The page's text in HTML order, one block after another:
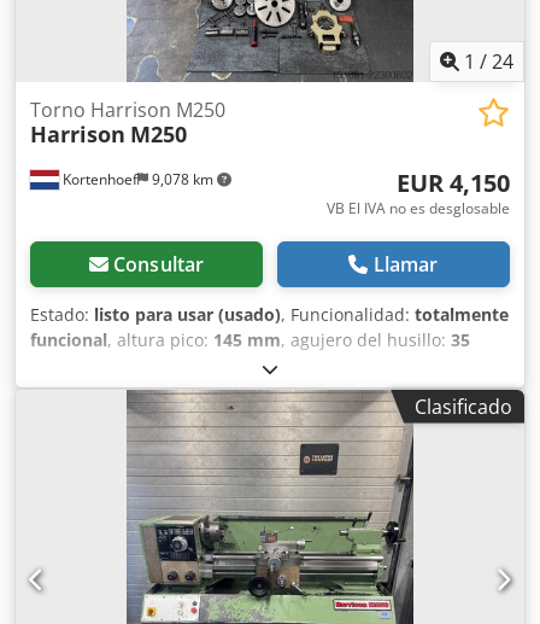
1 /24
Kortenhoef 9,078 km
Torno Harrison M250
Harrison M250
EUR 4,150
VB El IVA no es desglosable
Consultar Llamar
Estado: listo para usar (usado), Funcionalidad: totalmente
funcional, altura pico: 145 mm, agujero del husillo: 35
, velocidad del cabezal (máx.):
husillo (min.):52 rpm, altura total:1,200 mm, longitud
1,500 mm, ancho total:700 mm, ¡El motor trifásico
de 380 V funciona correctamente! Gira en ambos sentidos,
izquierda y derecha. Freno electrónico del motor.
Djdpfjzkwfcox Ap Eowa Cabezal con engranajes, los
engranajes giran en aceite. 9 velocidades del husillo,
ajustables desde 52 hasta 2000 RPM. Torno métrico. Caja
de cambios Norton para facilitar el corte de roscas. Avance
automático en ambos lados y en dirección transversal.
Bomba de refrigerante. Pedal de emergencia. Cono del
Clasificado